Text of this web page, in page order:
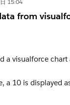
15:04
from
a visualforce
a 10 is displayed